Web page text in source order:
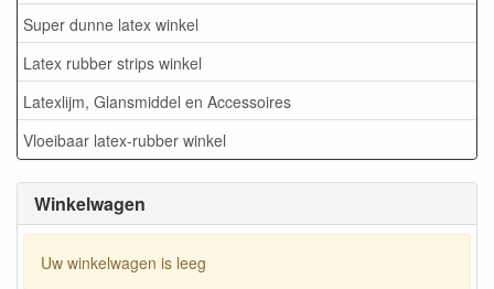
Super dunne latex winkel
Latex rubber strips winkel
Latexlijm, Glansmiddel en Accessoires
Vloeibaar latex-rubber winkel
Winkelwagen
Uw winkelwagen is leeg